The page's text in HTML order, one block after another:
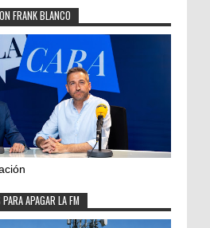
FRANK BLANCO
APAGAR LA FM